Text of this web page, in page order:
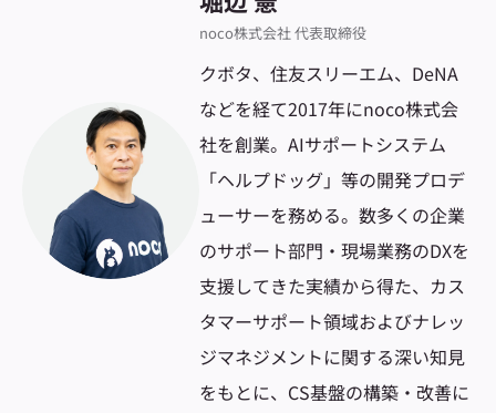
noco株式会社 代表取締役
クボタ、住友スリーエム、DeNA
などを経て2017年にnoco株式会
社を創業。AIサポートシステム
「ヘルプドッグ」等の開発プロデ
ューサーを務める。数多くの企業
のサポート部門・現場業務のDXを
支援してきた実績から得た、カス
タマーサポート領域およびナレッ
ジマネジメントに関する深い知見
をもとに、CS基盤の構築・改善に